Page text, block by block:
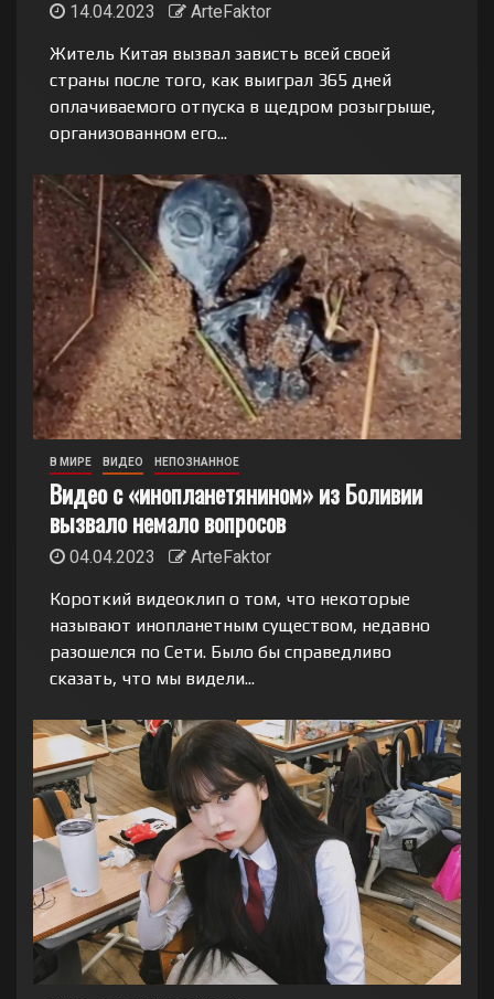
14.04.2023
ArteFaktor
Житель Китая вызвал зависть всей своей
страны после того, как выиграл 365 дней
оплачиваемого отпуска в щедром розыгрыше,
организованном его...
В МИРЕ ВИДЕО НЕПОЗНАННОЕ
Видео с «инопланетянином» из Боливии
вызвало немало вопросов
04.04.2023
ArteFaktor
Короткий видеоклип о том, что некоторые
называют инопланетным существом, недавно
разошелся по Сети. Было бы справедливо
сказать, что мы видели...